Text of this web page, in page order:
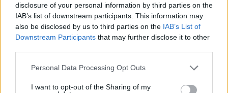
disclosure of your personal information by third parties on the
IAB’s list of downstream participants. This information may
also be disclosed by us to third parties on the IAB’s List of
Downstream Participants that may further disclose it to other
Please note that this website/app uses one or more Google
not limited to your visit or usage behaviour. You may click to
Personal Data Processing Opt Outs
I want to opt-out of the Sharing of my
Η Smart φοιτητική κατοικία στην καρδιά της Αθήνας
03.08.2026, 10:56
ΣΧΟΛΙΑ(13)